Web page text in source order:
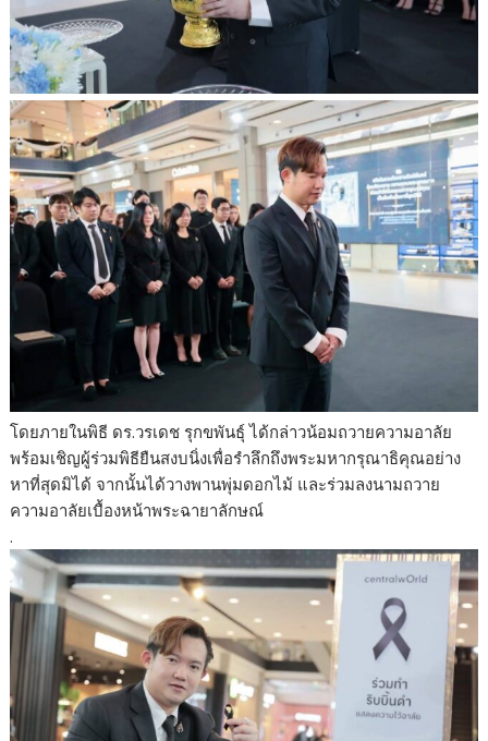
โดยภายในพิธี ดร.วรเดช รุกขพันธุ์ ได้กล่าวน้อมถวายความอาลัย
พร้อมเชิญผู้ร่วมพิธียืนสงบนิ่งเพื่อรำลึกถึงพระมหากรุณาธิคุณอย่าง
หาที่สุดมิได้ จากนั้นได้วางพานพุ่มดอกไม้ และร่วมลงนามถวาย
ความอาลัยเบื้องหน้าพระฉายาลักษณ์
.